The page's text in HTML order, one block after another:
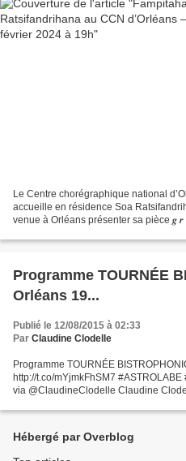
Le Centre chorégraphique national
accueille en résidence Soa
venue à Orléans présenter sa pièce 𝒈
Programme TOURNÉE
Orléans 19...
Publié le 12/08/2015 à 02:33
Par Claudine Clodelle
Programme TOURNÉE
http://t.co/mYjmkFhSM7
via @ClaudineClodelle Claudine
Hébergé par Overblog